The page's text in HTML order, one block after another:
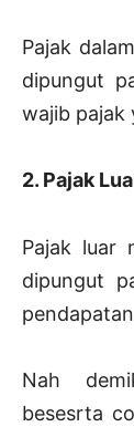
Pajak
dipungut
wajib pajak
2. Pajak
Pajak luar
dipungut
Nah
besesrta